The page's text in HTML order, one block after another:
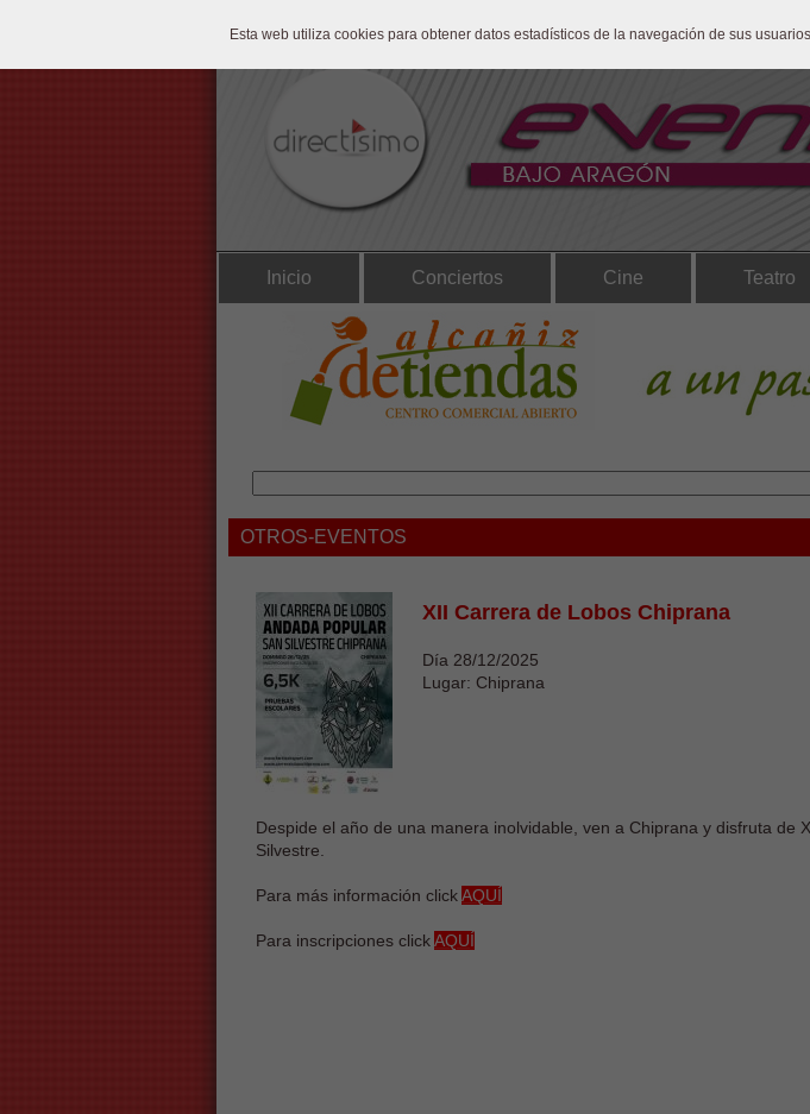
Esta web utiliza cookies para obtener datos estadísticos de la navegación de sus
Inicio Conciertos Cine Teatro
OTROS-EVENTOS
XII Carrera de Lobos Chiprana
Día 28/12/2025
Lugar: Chiprana
Despide el año de una manera inolvidable, ven a Chiprana y disfruta de
Silvestre.
Para más información clickAQUÍ
Para inscripciones clickAQUÍ